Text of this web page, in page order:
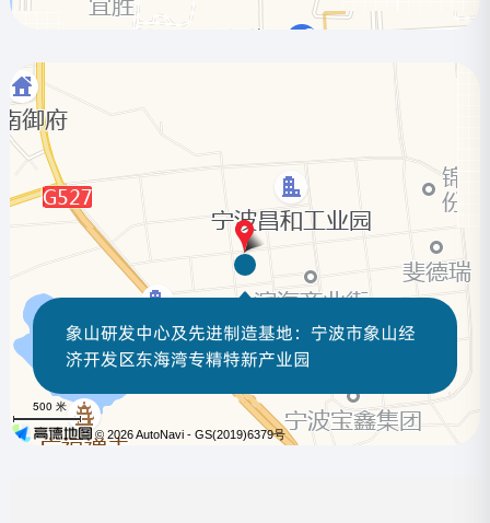
象山研发中心及先进制造基地：宁波市象山经
济开发区东海湾专精特新产业园